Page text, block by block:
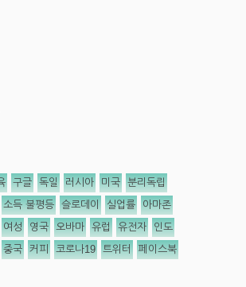
구글 독일 러시아 미국 분리독립
소득 불평등 슬로데이 실업률 아마존
여성 영국 오바마 유럽 유전자 인도
중국 커피 코로나19 트위터 페이스북